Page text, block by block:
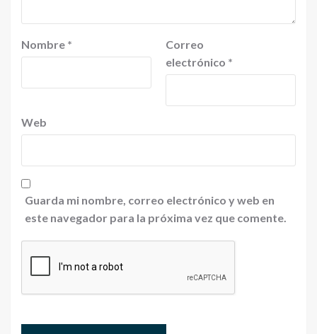
Nombre *
Correo
electrónico *
Web
Guarda mi nombre, correo electrónico y web en
este navegador para la próxima vez que comente.